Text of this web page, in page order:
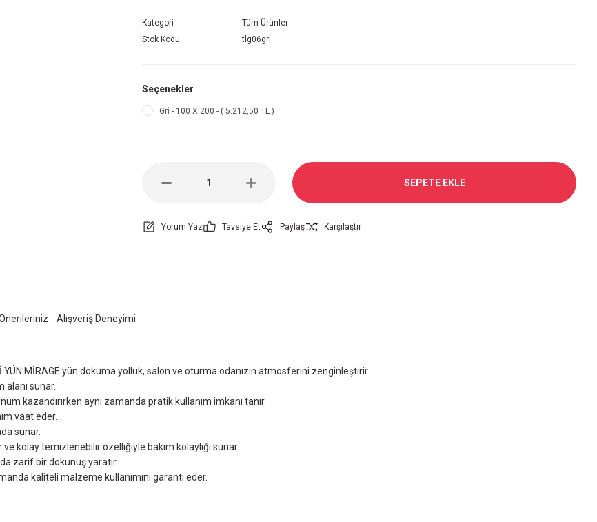
Kategori
Tüm Ürünler
Stok Kodu
tlg06gri
Seçenekler
Gri̇ - 100 X 200 - ( 5.212,50 TL )
SEPETE EKLE
Yorum Yaz Tavsiye Et Paylaş Karşılaştır
Alışveriş Deneyimi
MİRAGE yün dokuma yolluk, salon ve oturma odanızın atmosferini zenginleştirir.
alanı sunar.
kazandırırken aynı zamanda pratik kullanım imkanı tanır.
vaat eder.
sunar.
kolay temizlenebilir özelliğiyle bakım kolaylığı sunar.
zarif bir dokunuş yaratır.
kaliteli malzeme kullanımını garanti eder.